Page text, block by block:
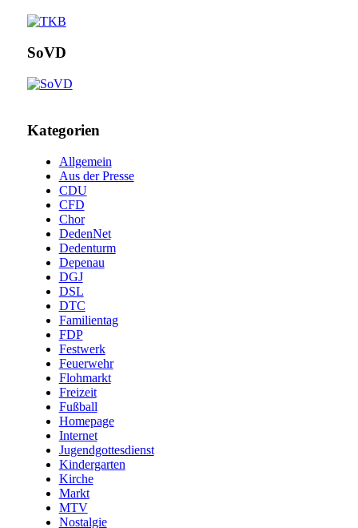
SoVD
Kategorien
Allgemein
Aus der Presse
CDU
CFD
Chor
DedenNet
Dedenturm
Depenau
DGJ
DSL
DTC
Familientag
FDP
Festwerk
Feuerwehr
Flohmarkt
Freizeit
Fußball
Homepage
Internet
Jugendgottesdienst
Kindergarten
Kirche
Markt
MTV
Nostalgie